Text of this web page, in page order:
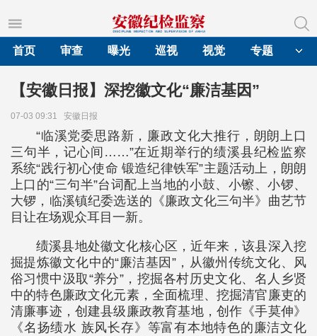
首页
审查 曝光 巡视 视觉 专题
【安徽日报】深挖徽文化“廉洁基因”
07-03 09:31 安徽日报
“临溪党委思路新，廉政文化大推行，朗朗上口
三句半，记心间……”在近期举行的绩溪县纪检监察
系统“践行初心使命 锻造纪律铁军”主题活动上，朗朗
上口的“三句半”台词配上当地的小鼓、小镲、小锣、
大锣，临溪镇纪委选送的《廉政文化三句半》曲艺节
目让在场观众耳目一新。
绩溪县地处徽文化核心区，近年来，该县深入挖
掘提炼徽文化中的“廉洁基因”，从徽州传统文化、风
俗习惯中汲取“养分”，挖掘各村历史文化、名人乡贤
中的特色廉政文化元素，全面梳理、挖掘清官廉吏的
清廉事迹，创建县级廉政教育基地，创作《手莫伸》
《名扬绩水 族风长存》等富有本地特色的廉洁文化